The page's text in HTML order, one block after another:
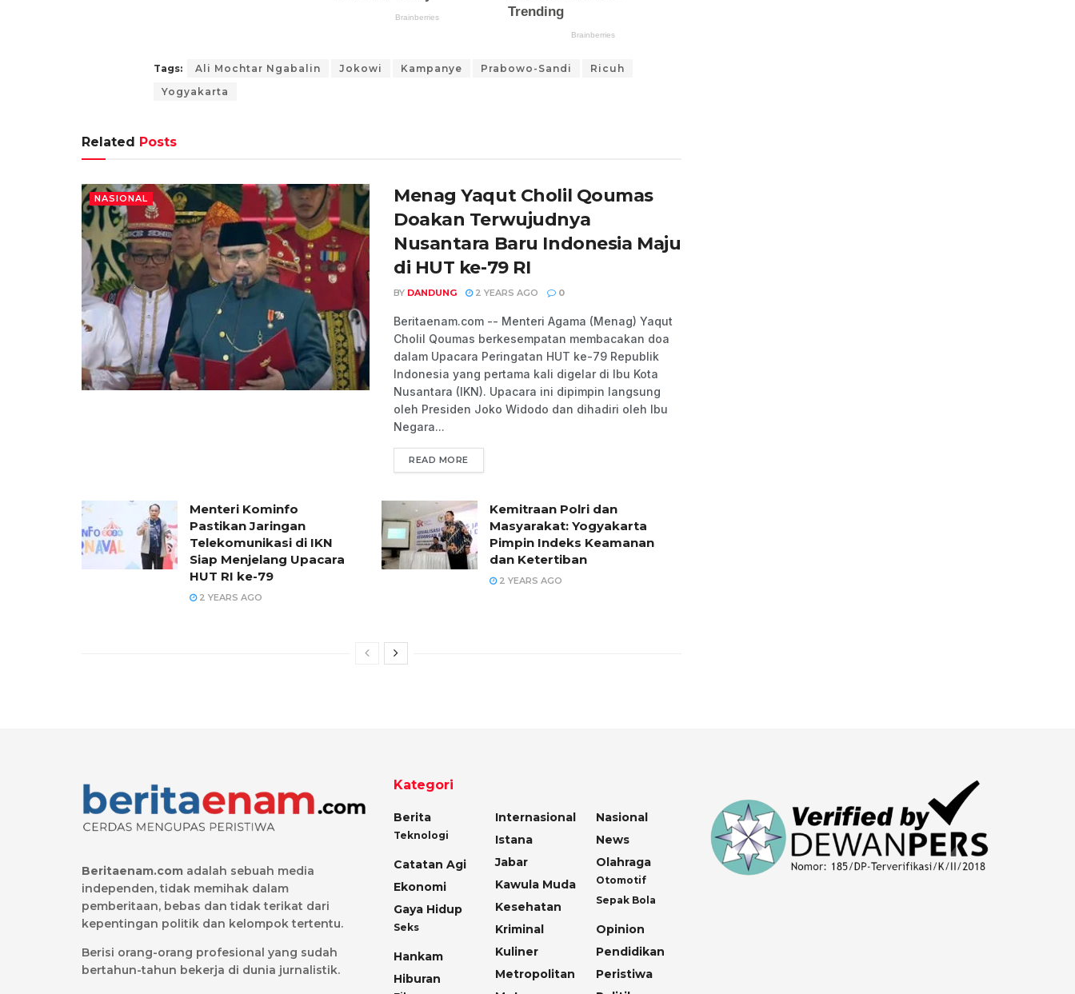
Tags: Ali Mochtar Ngabalin Jokowi Kampanye Prabowo-Sandi
Ricuh
Yogyakarta
Related Posts
NASIONAL
Menag Yaqut Cholil Qoumas
Doakan Terwujudnya
Nusantara Baru Indonesia Maju
di HUT ke-79 RI
BY DANDUNG 2 YEARS AGO 0
Beritaenam.com -- Menteri Agama (Menag) Yaqut
Cholil Qoumas berkesempatan membacakan doa
dalam Upacara Peringatan HUT ke-79 Republik
Indonesia yang pertama kali digelar di Ibu Kota
Nusantara (IKN). Upacara ini dipimpin langsung
oleh Presiden Joko Widodo dan dihadiri oleh Ibu
Negara...
READ MORE
Menteri Kominfo
Pastikan Jaringan
Telekomunikasi di IKN
Siap Menjelang Upacara
HUT RI ke-79
2 YEARS AGO
Kemitraan Polri dan
Masyarakat: Yogyakarta
Pimpin Indeks Keamanan
dan Ketertiban
2 YEARS AGO
Beritaenam.com adalah sebuah media
independen, tidak memihak dalam
pemberitaan, bebas dan tidak terikat dari
kepentingan politik dan kelompok tertentu.
Berisi orang-orang profesional yang sudah
bertahun-tahun bekerja di dunia jurnalistik.
Kategori
Berita
Teknologi
Catatan Agi
Ekonomi
Gaya Hidup
Seks
Hankam
Hiburan
Internasional
Istana
Jabar
Kawula Muda
Kesehatan
Kriminal
Kuliner
Metropolitan
Nasional
News
Olahraga
Otomotif
Sepak Bola
Opinion
Pendidikan
Peristiwa